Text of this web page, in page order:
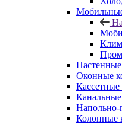
Оконные
Напольно-
Колонные